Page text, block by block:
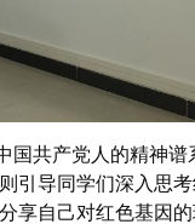
国共产党人的精神
引导同学们深入思
享自己对红色基因的